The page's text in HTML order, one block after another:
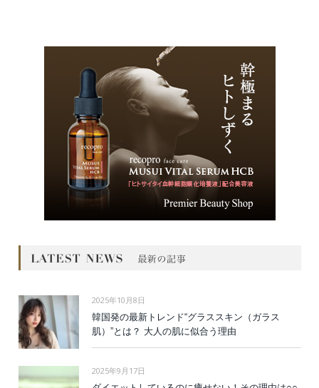
2025年10月8日
韓国発の最新トレンド“グラススキン（ガラス
肌）”とは？ 大人の肌に似合う理由
2025年9月17日